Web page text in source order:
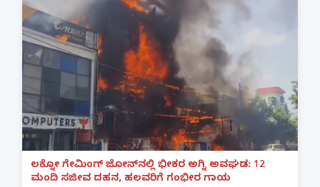
ಲಕ್ನೋ ಗೇಮಿಂಗ್ ಜೋನ್‌ನಲ್ಲಿ ಭೀಕರ ಅಗ್ನಿ ಅವಘಡ: 12
ಮಂದಿ ಸಜೀವ ದಹನ, ಹಲವರಿಗೆ ಗಂಭೀರ ಗಾಯ